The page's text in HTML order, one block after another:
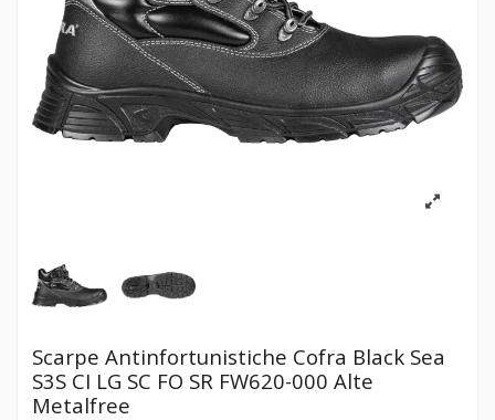
Scarpe Antinfortunistiche Cofra Black Sea
S3S CI LG SC FO SR FW620-000 Alte
Metalfree